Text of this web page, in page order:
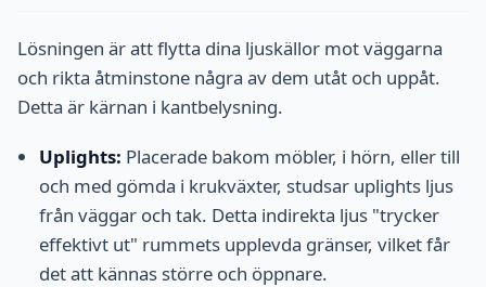
Lösningen är att flytta dina ljuskällor mot väggarna
och rikta åtminstone några av dem utåt och uppåt.
Detta är kärnan i kantbelysning.
Uplights: Placerade bakom möbler, i hörn, eller till
och med gömda i krukväxter, studsar uplights ljus
från väggar och tak. Detta indirekta ljus "trycker
effektivt ut" rummets upplevda gränser, vilket får
det att kännas större och öppnare.